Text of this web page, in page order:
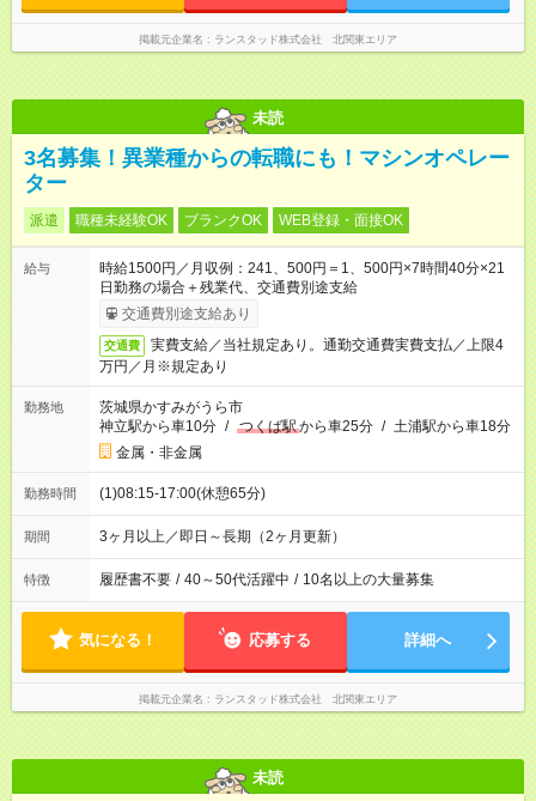
掲載元企業名 ランスタッド株式会社 北関東エリア
未読
3名募集！異業種からの転職にも！マシンオペレー
ター
派遣 職種未経験OK ブランクOK WEB登録・面接OK
給与
時給1500円／月収例：241、500円＝1、500円×7時間40分×21
日勤務の場合＋残業代、交通費別途支給
交通費別途支給あり
交通費
実費支給／当社規定あり。通勤交通費実費支払／上限4
万円／月※規定あり
勤務地
茨城県かすみがうら市
神立駅から車10分 / つくば駅から車25分 / 土浦駅から車18分
金属・非金属
勤務時間 (1)08:15-17:00(休憩65分)
期間 3ヶ月以上／即日～長期（2ヶ月更新）
特徴 履歴書不要 / 40～50代活躍中 / 10名以上の大量募集
気になる！ 応募する 詳細へ
掲載元企業名 ランスタッド株式会社 北関東エリア
未読